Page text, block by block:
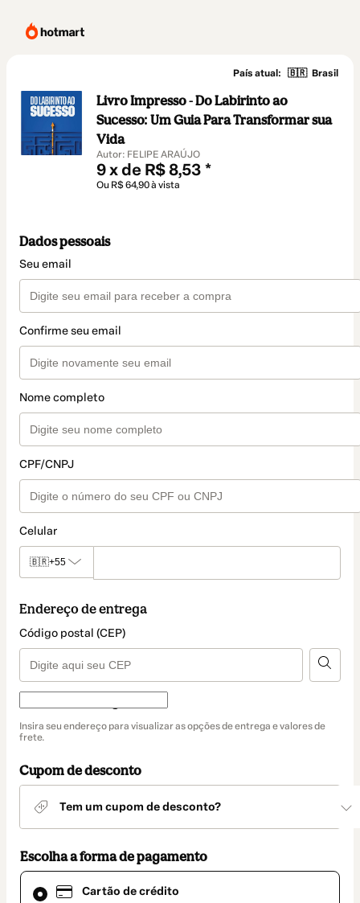
País atual: 🇧🇷 Brasil
Livro Impresso - Do Labirinto ao
Sucesso: Um Guia Para Transformar sua
Vida
Autor: FELIPE ARAÚJO
9 x de R$ 8,53 *
Ou R$ 64,90 à vista
Dados pessoais
Seu email
Confirme seu email
Nome completo
CPF/CNPJ
Celular
🇧🇷+55
Endereço de entrega
Código postal (CEP)
de
Insira seu endereço para visualizar as opções de entrega e valores de
frete.
Cupom de desconto
Tem um cupom de desconto?
Escolha a forma de pagamento
Cartão de crédito
Cartão
de